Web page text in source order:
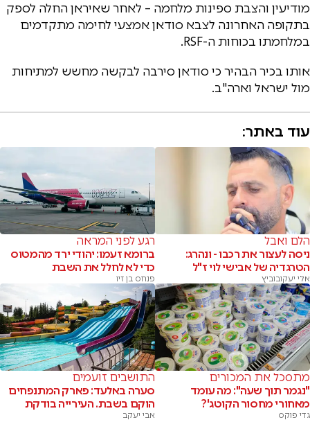
מודיעין והצבת ספינות מלחמה – לאחר שאיראן החלה לספק
בתקופה האחרונה לצבא סודאן אמצעי לחימה מתקדמים
במלחמתו בכוחות ה-RSF.
אותו בכיר הבהיר כי סודאן סירבה לבקשה מחשש למתיחות
מול ישראל וארה"ב.
עוד באתר:
הלם ואבל
ניסה לעצור את רכבו - ונהרג:
הטרגדיה של אבישי לוי ז"ל
אלי יעקובוביץ
רגע לפני המראה
ברומא זעמו: יהודי ירד מהמטוס
כדי לא לחלל את השבת
פנחס בן זיו
מתסכל את המכורים
"נגמר תוך שעה": מה עומד
מאחורי מחסור הקוטג'?
גדי פוקס
התושבים זועמים
סערה באלעד: פארק המתנפחים
הוקם בשבת. העירייה בודקת
אבי יעקב